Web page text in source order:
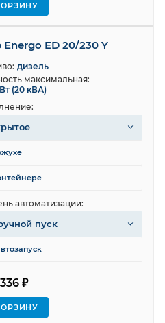
ED 20/230 Y
₽
дизель
максимальная:
(20 кВА)
автоматизации:
пуск